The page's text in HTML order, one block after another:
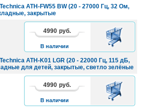
ATH-FW55 BW (20 - 27000 Гц, 32 Ом,
закрытые
ATH-K01 LGR (20 - 22000 Гц, 115 дБ,
для детей, закрытые, светло зелёные
4990 руб.
В наличии
В
КОРЗИНУ
4990 руб.
В наличии
В
КОРЗИНУ